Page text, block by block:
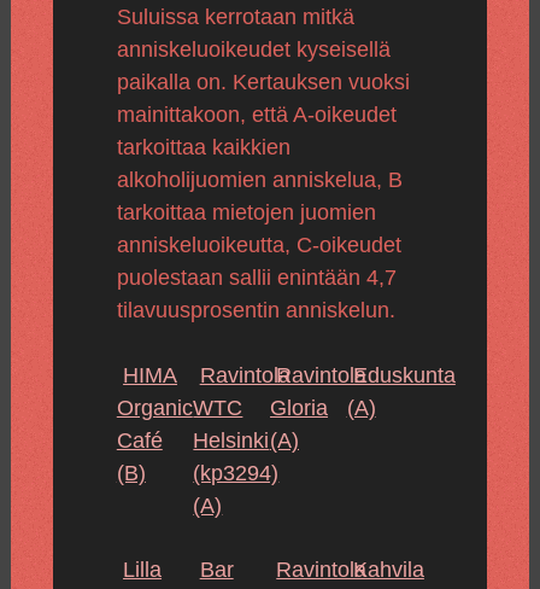
Suluissa kerrotaan mitkä
anniskeluoikeudet kyseisellä
paikalla on. Kertauksen vuoksi
mainittakoon, että A-oikeudet
tarkoittaa kaikkien
alkoholijuomien anniskelua, B
tarkoittaa mietojen juomien
anniskeluoikeutta, C-oikeudet
puolestaan sallii enintään 4,7
tilavuusprosentin anniskelun.
HIMA
Organic
Café
(B)
Ravintola
WTC
Helsinki
(kp3294)
(A)
Ravintola
Gloria
(A)
Eduskunta
(A)
Lilla
Bar
RavintolaKahvila